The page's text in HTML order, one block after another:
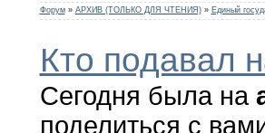
Форум » АРХИВ (ТОЛЬКО ДЛЯ ЧТЕНИЯ) » Единый
Кто подавал
Сегодня была на
поделиться с